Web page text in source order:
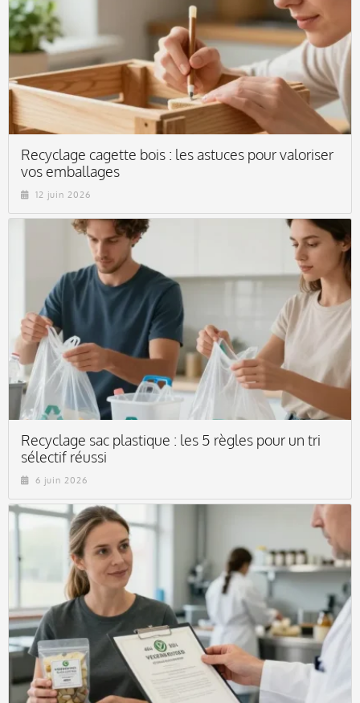
Recyclage cagette bois : les astuces pour valoriser
vos emballages
12 juin 2026
Recyclage sac plastique : les 5 règles pour un tri
sélectif réussi
6 juin 2026